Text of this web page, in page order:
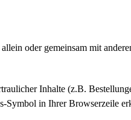
oder gemeinsam mit
Inhalte (z.B.
Symbol in Ihrer Browserzeile